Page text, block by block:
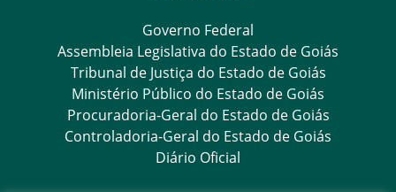
Governo Federal
Assembleia Legislativa do Estado de Goiás
Tribunal de Justiça do Estado de Goiás
Ministério Público do Estado de Goiás
Procuradoria-Geral do Estado de Goiás
Controladoria-Geral do Estado de Goiás
Diário Oficial